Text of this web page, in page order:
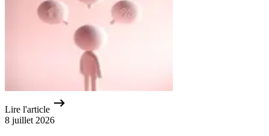
Lire l'article
8 juillet 2026